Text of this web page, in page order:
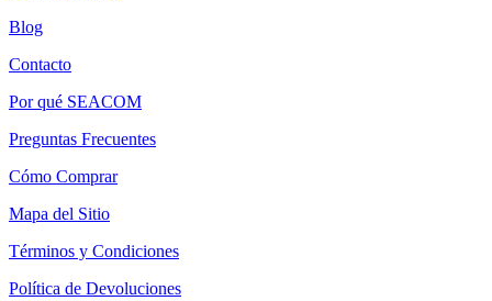
Blog
Contacto
Por qué SEACOM
Preguntas Frecuentes
Cómo Comprar
Mapa del Sitio
Términos y Condiciones
Política de Devoluciones